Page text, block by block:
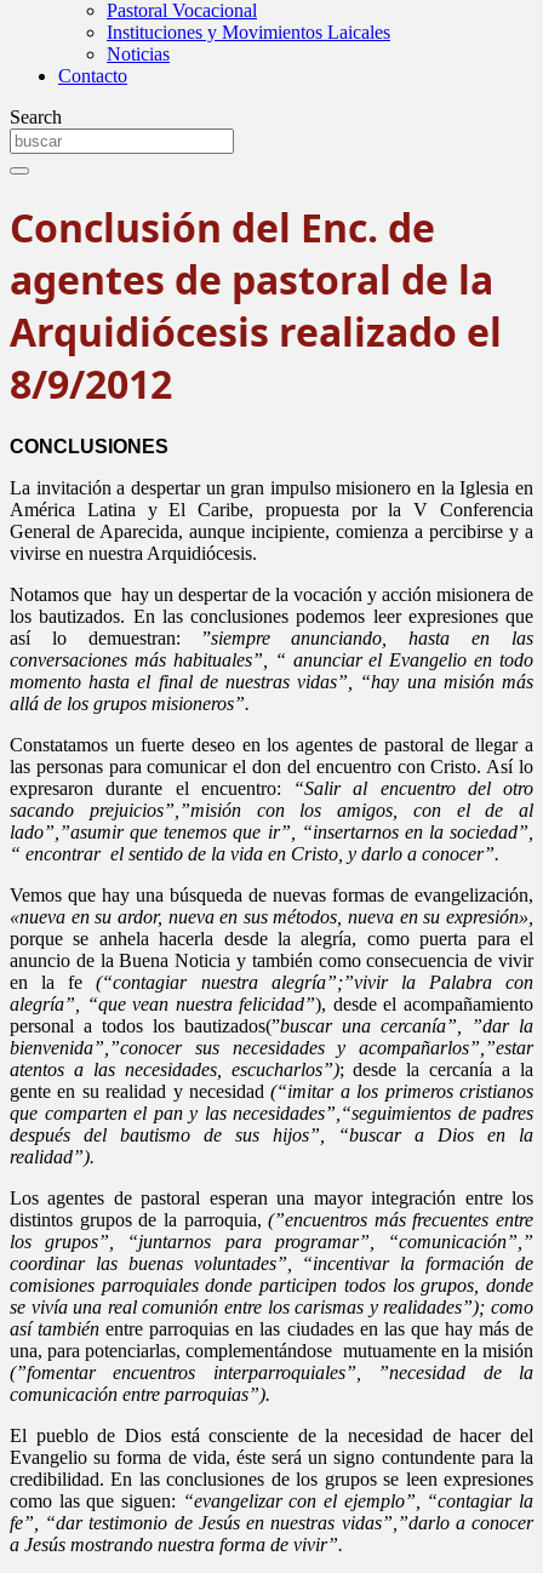
Pastoral Vocacional
Instituciones y Movimientos Laicales
Noticias
Contacto
Search
Conclusión del Enc. de
agentes de pastoral de la
Arquidiócesis realizado el
8/9/2012
CONCLUSIONES
La invitación a despertar un gran impulso misionero en la Iglesia en
América Latina y El Caribe, propuesta por la V Conferencia
General de Aparecida, aunque incipiente, comienza a percibirse y a
vivirse en nuestra Arquidiócesis.
Notamos que hay un despertar de la vocación y acción misionera de
los bautizados. En las conclusiones podemos leer expresiones que
así lo demuestran: ”siempre anunciando, hasta en las
conversaciones más habituales”, “ anunciar el Evangelio en todo
momento hasta el final de nuestras vidas”, “hay una misión más
allá de los grupos misioneros”.
Constatamos un fuerte deseo en los agentes de pastoral de llegar a
las personas para comunicar el don del encuentro con Cristo. Así lo
expresaron durante el encuentro:
“Salir al encuentro del otro
sacando prejuicios”,”misión con los amigos, con el de al
lado”,”asumir que tenemos que ir”, “insertarnos en la sociedad”,
“ encontrar el sentido de la vida en Cristo, y darlo a conocer”.
Vemos que hay una búsqueda de nuevas formas de evangelización,
«nueva en su ardor, nueva en sus métodos, nueva en su expresión»,
porque se anhela hacerla desde la alegría, como puerta para el
anuncio de la Buena Noticia y también como consecuencia de vivir
en la fe
(“contagiar nuestra alegría”;”vivir la Palabra con
alegría”, “que vean nuestra felicidad”), desde el acompañamiento
personal a todos los bautizados(”buscar una cercanía”, ”dar la
bienvenida”,”conocer sus necesidades y acompañarlos”,”estar
atentos a las necesidades, escucharlos”); desde la cercanía a la
gente en su realidad y necesidad(“imitar a los primeros cristianos
que comparten el pan y las necesidades”,“seguimientos de padres
después del bautismo de sus hijos”, “buscar a Dios en la
realidad”).
Los agentes de pastoral esperan una mayor integración entre los
distintos grupos de la parroquia,(”encuentros más frecuentes entre
los grupos”, “juntarnos para programar”, “comunicación”,”
coordinar las buenas voluntades”, “incentivar la formación de
comisiones parroquiales donde participen todos los grupos, donde
se vivía una real comunión entre los carismas y realidades”); como
así tambiénentre parroquias en las ciudades en las que hay más de
una, para potenciarlas, complementándose mutuamente en la misión
(”fomentar encuentros interparroquiales”, ”necesidad de la
comunicación entre parroquias”).
El pueblo de Dios está consciente de la necesidad de hacer del
Evangelio su forma de vida, éste será un signo contundente para la
credibilidad. En las conclusiones de los grupos se leen expresiones
como las que siguen: “evangelizar con el ejemplo”, “contagiar la
fe”, “dar testimonio de Jesús en nuestras vidas”,”darlo a conocer
a Jesús mostrando nuestra forma de vivir”.